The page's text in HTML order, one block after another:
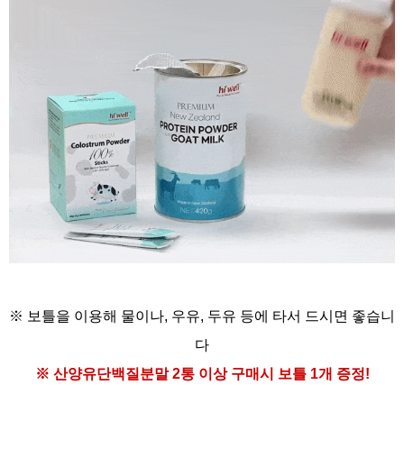
※ 보틀을 이용해 물이나, 우유, 두유 등에 타서 드시면 좋습니
다
※ 산양유단백질분말2통 이상 구매시 보틀 1개 증정!